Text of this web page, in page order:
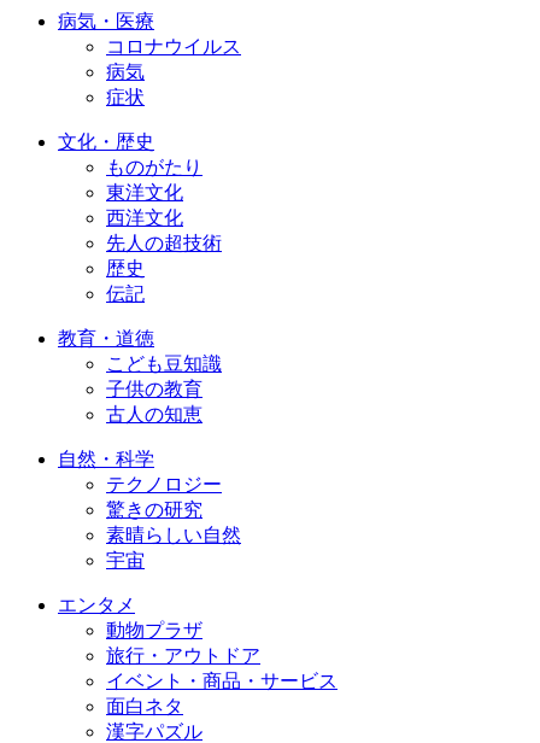
病気・医療
コロナウイルス
病気
症状
文化・歴史
ものがたり
東洋文化
西洋文化
先人の超技術
歴史
伝記
教育・道徳
こども豆知識
子供の教育
古人の知恵
自然・科学
テクノロジー
驚きの研究
素晴らしい自然
宇宙
エンタメ
動物プラザ
旅行・アウトドア
イベント・商品・サービス
面白ネタ
漢字パズル